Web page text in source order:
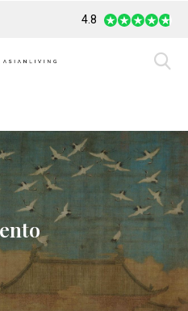
Safe Payment
4.8